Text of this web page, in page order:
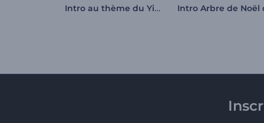
Intro au thème du Yin et Yang